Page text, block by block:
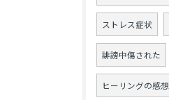
ストレス症状
誹謗中傷された
ヒーリングの感想